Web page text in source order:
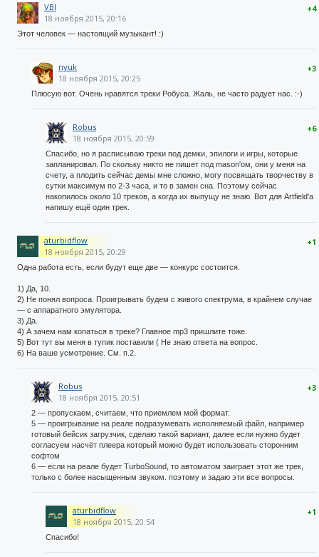
+4
VBI
18 ноября 2015, 20:16
Этот человек — настоящий музыкант! :)
+3
nyuk
18 ноября 2015, 20:25
Плюсую вот. Очень нравятся треки Робуса. Жаль, не часто радует нас. :-)
+6
Robus
18 ноября 2015, 20:59
Спасибо, но я расписываю треки под демки, эпилоги и игры, которые
запланировал. По скольку никто не пишет под mason'ом, они у меня на
счету, а плодить сейчас демы мне сложно, могу посвящать творчеству в
сутки максимум по 2-3 часа, и то в замен сна. Поэтому сейчас
накопилось около 10 треков, а когда их выпущу не знаю. Вот для Artfield'а
напишу ещё один трек.
+1
aturbidflow
18 ноября 2015, 20:29
Одна работа есть, если будут еще две — конкурс состоится.
1) Да, 10.
2) Не понял вопроса. Проигрывать будем с живого спектрума, в крайнем случае
— с аппаратного эмулятора.
3) Да.
4) А зачем нам копаться в треке? Главное mp3 пришлите тоже.
5) Вот тут вы меня в тупик поставили ( Не знаю ответа на вопрос.
6) На ваше усмотрение. См. п.2.
+3
Robus
18 ноября 2015, 20:51
2 — пропускаем, считаем, что приемлем мой формат.
5 — проигрывание на реале подразумевать исполняемый файл, например
готовый бейсик загрузчик, сделаю такой вариант, далее если нужно будет
согласуем насчёт плеера который можно будет использовать сторонним
софтом
6 — если на реале будет TurboSound, то автоматом заиграет этот же трек,
только с более насыщенным звуком. поэтому и задаю эти все вопросы.
+1
aturbidflow
18 ноября 2015, 20:54
Спасибо!